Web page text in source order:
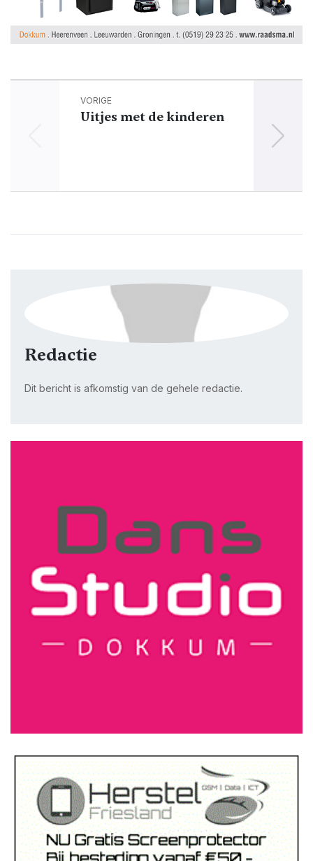
VORIGE
Uitjes met de kinderen
Redactie
Dit bericht is afkomstig van de gehele redactie.